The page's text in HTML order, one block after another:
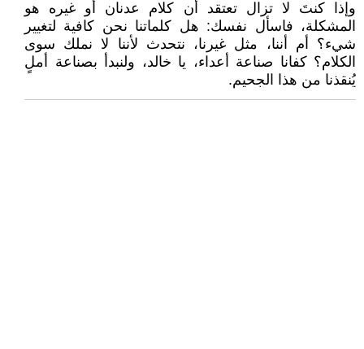
وإذا كنتَ لا تزال تعتقد أن كلام عدنان أو غيره هو
المشكلة، فاسأل نفسك: هل كلماتنا نحن كافية لتغيير
شيء؟ أم أننا، مثل غيرنا، نتحدث لأننا لا نملك سوى
الكلام؟ كفانا صناعة أعداء، يا خالد، ولنبدأ بصناعة أملٍ
يُنقذنا من هذا الجحيم.